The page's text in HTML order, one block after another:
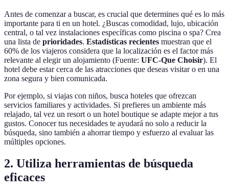
Antes de comenzar a buscar, es crucial que determines qué es lo más
importante para ti en un hotel. ¿Buscas comodidad, lujo, ubicación
central, o tal vez instalaciones específicas como piscina o spa? Crea
una lista de prioridades. Estadísticas recientes muestran que el
60% de los viajeros considera que la localización es el factor más
relevante al elegir un alojamiento (Fuente: UFC-Que Choisir). El
hotel debe estar cerca de las atracciones que deseas visitar o en una
zona segura y bien comunicada.
Por ejemplo, si viajas con niños, busca hoteles que ofrezcan
servicios familiares y actividades. Si prefieres un ambiente más
relajado, tal vez un resort o un hotel boutique se adapte mejor a tus
gustos. Conocer tus necesidades te ayudará no solo a reducir la
búsqueda, sino también a ahorrar tiempo y esfuerzo al evaluar las
múltiples opciones.
2. Utiliza herramientas de búsqueda
eficaces